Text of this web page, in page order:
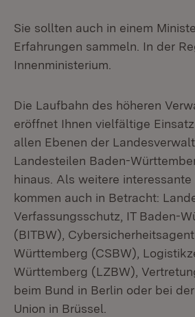
Sie sollten auch in einem
Erfahrungen sammeln. In der
Innenministerium.
Die Laufbahn des höheren
eröffnet Ihnen vielfältige
allen Ebenen der
Landesteilen Baden-
hinaus. Als weitere
kommen auch in Betracht:
Verfassungsschutz, IT Baden-
(BITBW),
Württemberg (CSBW),
Württemberg (LZBW),
beim Bund in Berlin oder bei
Union in Brüssel.